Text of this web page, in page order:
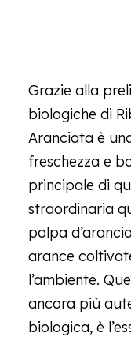
Grazie alla
biologiche di
Aranciata è
freschezza e
principale di
straordinaria
polpa
arance
l’ambiente.
ancora più
biologica, è